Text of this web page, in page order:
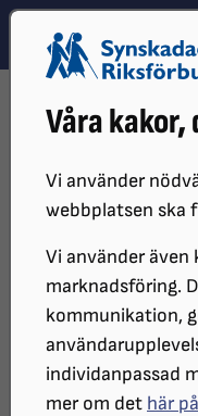
Våra
Vi använder
webbplatsen ska
Vi använder
marknadsföring.
kommunikation,
individanpassad
mer om det här
Hoppa till innehåll
Hoppa till hitta
DISTRIKT
SRF SKÅNE
Nyheter
2024-04-04